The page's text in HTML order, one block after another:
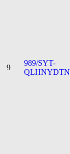
9
989/SYT-
QLHNYDTN